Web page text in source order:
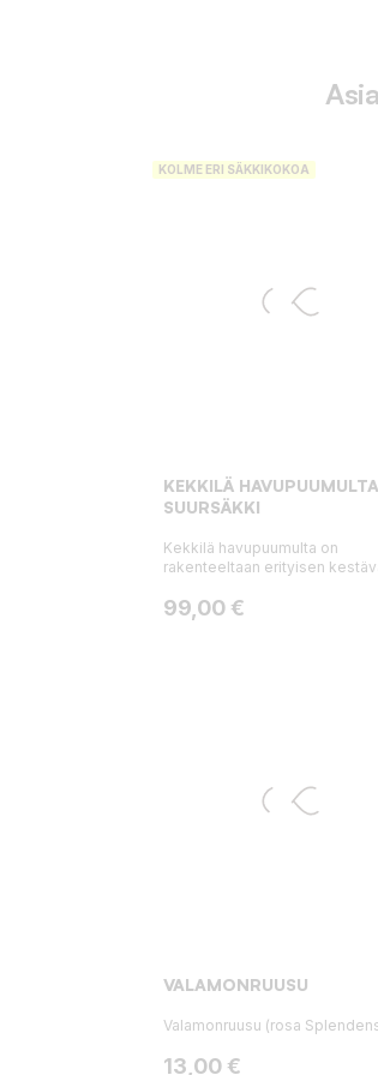
KOLME ERI SÄKKIKOKOA
KEKKILÄ HAVUPUUMULTA
SUURSÄKKI
Kekkilä havupuumulta on
rakenteeltaan erityisen
Hinta
99,00 €
VALAMONRUUSU
Valamonruusu (rosa
Hinta
13,00 €